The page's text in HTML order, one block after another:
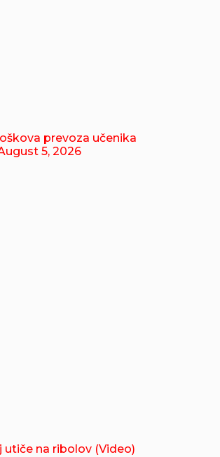
prevoza učenika
5, 2026
utiče na ribolov (Video)